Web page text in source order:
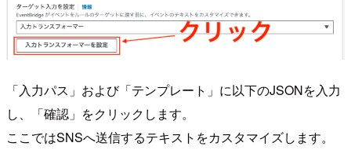
「入力パス」および「テンプレート」に以下のJSONを入力
し、「確認」をクリックします。
ここではSNSへ送信するテキストをカスタマイズします。